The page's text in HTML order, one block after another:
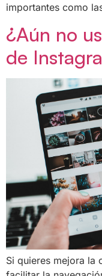
importantes como
¿Aún no
de
Si quieres mejora la